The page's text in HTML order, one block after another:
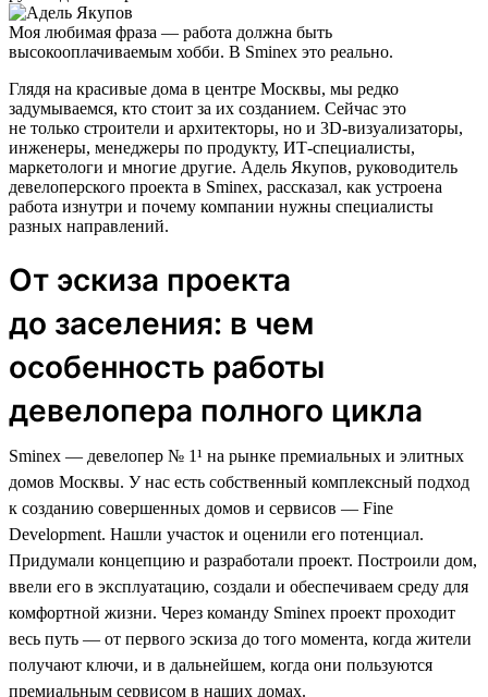
Моя любимая фраза — работа должна быть
высокооплачиваемым хобби. В Sminex это реально.
Глядя на красивые дома в центре Москвы, мы редко
задумываемся, кто стоит за их созданием. Сейчас это
не только строители и архитекторы, но и 3D-визуализаторы,
инженеры, менеджеры по продукту, ИТ-специалисты,
маркетологи и многие другие. Адель Якупов, руководитель
девелоперского проекта в Sminex, рассказал, как устроена
работа изнутри и почему компании нужны специалисты
разных направлений.
От эскиза проекта
до заселения: в чем
особенность работы
девелопера полного цикла
Sminex — девелопер № 1¹ на рынке премиальных и элитных
домов Москвы. У нас есть собственный комплексный подход
к созданию совершенных домов и сервисов — Fine
Development. Нашли участок и оценили его потенциал.
Придумали концепцию и разработали проект. Построили дом,
ввели его в эксплуатацию, создали и обеспечиваем среду для
комфортной жизни. Через команду Sminex проект проходит
весь путь — от первого эскиза до того момента, когда жители
получают ключи, и в дальнейшем, когда они пользуются
премиальным сервисом в наших домах.